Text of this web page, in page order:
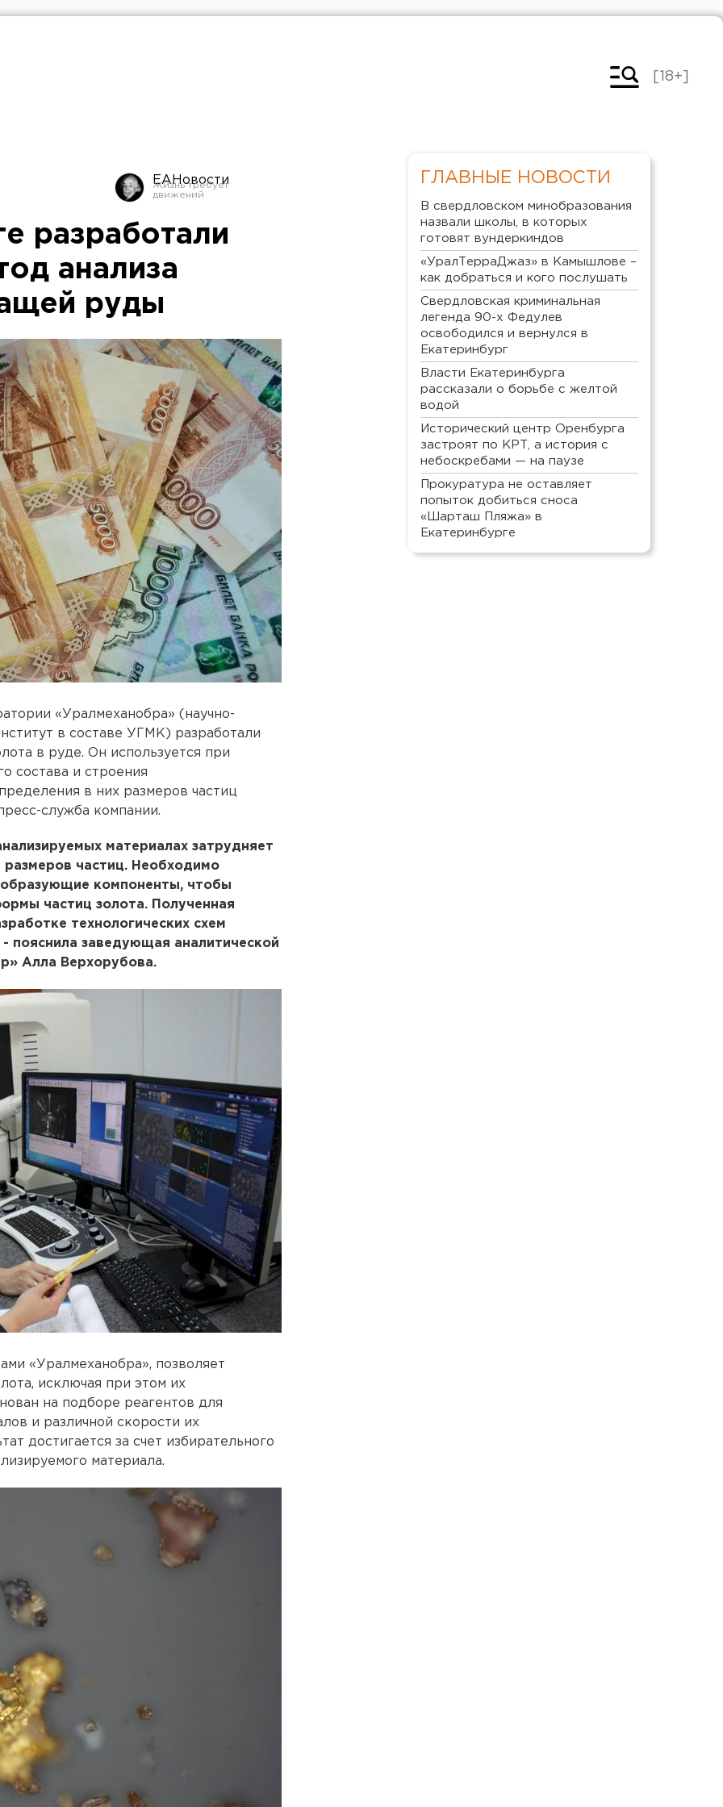
[18+]
ЕАНовости
разработали
анализа
руды
«Уралмеханобра» (научно-
в составе УГМК) разработали
в руде. Он используется при
состава и строения
в них размеров частиц
служба компании.
материалах затрудняет
частиц. Необходимо
компоненты, чтобы
частиц золота. Полученная
технологических схем
пояснила заведующая аналитической
Алла Верхорубова.
«Уралмеханобра», позволяет
исключая при этом их
на подборе реагентов для
и различной скорости их
достигается за счет избирательного
материала.
ГЛАВНЫЕ НОВОСТИ
В свердловском минобразования
назвали школы, в которых
готовят вундеркиндов
«УралТерраДжаз» в Камышлове –
как добраться и кого послушать
Свердловская криминальная
легенда 90-х Федулев
освободился и вернулся в
Екатеринбург
Власти Екатеринбурга
рассказали о борьбе с желтой
водой
Исторический центр Оренбурга
застроят по КРТ, а история с
небоскребами — на паузе
Прокуратура не оставляет
попыток добиться сноса
«Шарташ Пляжа» в
Екатеринбурге